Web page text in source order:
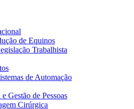
de Equinos
Trabalhista
de Automação
Gestão de Pessoas
Cirúrgica